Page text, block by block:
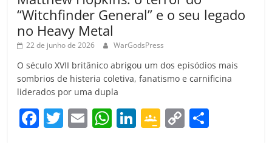
“Witchfinder General” e o seu legado
no Heavy Metal
22 de junho de 2026 WarGodsPress
O século XVII britânico abrigou um dos episódios mais
sombrios de histeria coletiva, fanatismo e carnificina
liderados por uma dupla
F T E W Li G C